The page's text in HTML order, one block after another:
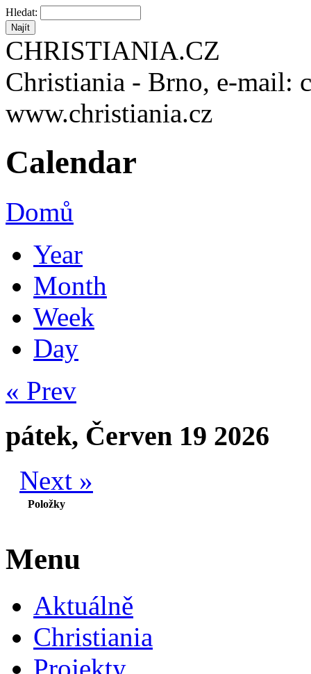
Hledat:
CHRISTIANIA.CZ
Christiania - Brno, e-mail:
www.christiania.cz
Calendar
Domů
Year
Month
Week
Day
« Prev
pátek, Červen 19 2026
Next »
Položky
Menu
Aktuálně
Christiania